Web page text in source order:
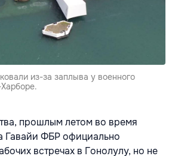
из-за заплыва у военного
прошлым летом во время
Гавайи ФБР официально
встречах в Гонолулу, но не